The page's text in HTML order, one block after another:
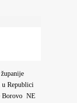
u Republici
Borovo NE